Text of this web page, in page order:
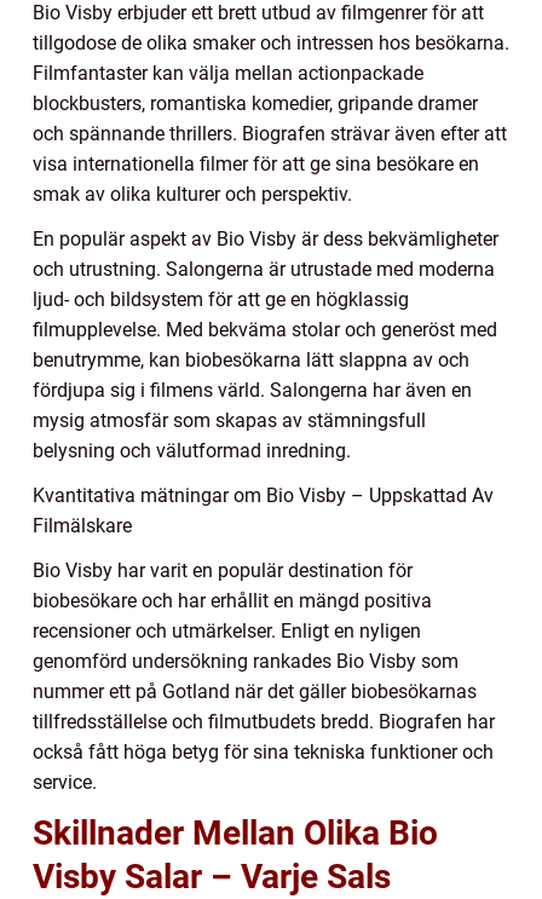
Bio Visby erbjuder ett brett utbud av filmgenrer för att
tillgodose de olika smaker och intressen hos besökarna.
Filmfantaster kan välja mellan actionpackade
blockbusters, romantiska komedier, gripande dramer
och spännande thrillers. Biografen strävar även efter att
visa internationella filmer för att ge sina besökare en
smak av olika kulturer och perspektiv.
En populär aspekt av Bio Visby är dess bekvämligheter
och utrustning. Salongerna är utrustade med moderna
ljud- och bildsystem för att ge en högklassig
filmupplevelse. Med bekväma stolar och generöst med
benutrymme, kan biobesökarna lätt slappna av och
fördjupa sig i filmens värld. Salongerna har även en
mysig atmosfär som skapas av stämningsfull
belysning och välutformad inredning.
Kvantitativa mätningar om Bio Visby – Uppskattad Av
Filmälskare
Bio Visby har varit en populär destination för
biobesökare och har erhållit en mängd positiva
recensioner och utmärkelser. Enligt en nyligen
genomförd undersökning rankades Bio Visby som
nummer ett på Gotland när det gäller biobesökarnas
tillfredsställelse och filmutbudets bredd. Biografen har
också fått höga betyg för sina tekniska funktioner och
service.
Skillnader Mellan Olika Bio
Visby Salar – Varje Sals